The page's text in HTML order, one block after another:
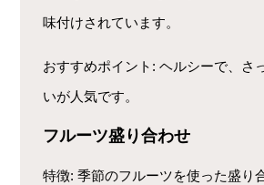
味付けされています。
おすすめポイント : ヘルシーで、さ
いが人気です。
フルーツ盛り合わせ
特徴: 季節のフルーツを使った盛り